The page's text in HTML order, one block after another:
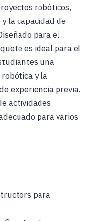
robóticos,
la capacidad de
para el
es ideal para el
una
y la
experiencia previa.
actividades
para varios
para